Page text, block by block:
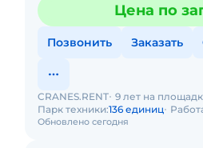
Цена по
Позвонить Заказать
Обновлено сегодня
CRANES.RENT 9 лет на
Парк техники:136 единиц